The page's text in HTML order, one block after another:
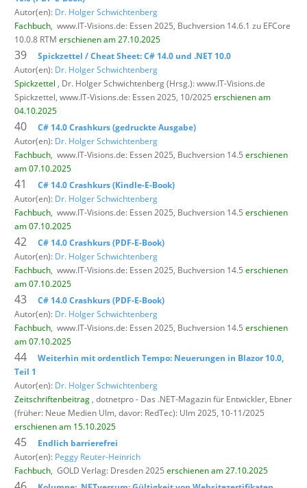
Autor(en): Dr. Holger Schwichtenberg
Fachbuch, www.IT-Visions.de: Essen 2025, Buchversion 14.6.1 zu EFCore
10.0.8 RTM erschienen am 27.10.2025
39
Spickzettel / Cheat Sheet: C# 14.0 und .NET 10.0
Autor(en): Dr. Holger Schwichtenberg
Spickzettel , Dr. Holger Schwichtenberg (Hrsg.): www.IT-Visions.de
Spickzettel, www.IT-Visions.de: Essen 2025, 10/2025 erschienen am
04.10.2025
40
C# 14.0 Crashkurs (gedruckte Ausgabe)
Autor(en): Dr. Holger Schwichtenberg
Fachbuch, www.IT-Visions.de: Essen 2025, Buchversion 14.5 erschienen
am 07.10.2025
41
C# 14.0 Crashkurs (Kindle-E-Book)
Autor(en): Dr. Holger Schwichtenberg
Fachbuch, www.IT-Visions.de: Essen 2025, Buchversion 14.5 erschienen
am 07.10.2025
42
C# 14.0 Crashkurs (PDF-E-Book)
Autor(en): Dr. Holger Schwichtenberg
Fachbuch, www.IT-Visions.de: Essen 2025, Buchversion 14.5 erschienen
am 07.10.2025
43
C# 14.0 Crashkurs (PDF-E-Book)
Autor(en): Dr. Holger Schwichtenberg
Fachbuch, www.IT-Visions.de: Essen 2025, Buchversion 14.5 erschienen
am 07.10.2025
44
Weiterhin mit ordentlich Tempo: Neuerungen in Blazor 10.0,
Teil 1
Autor(en): Dr. Holger Schwichtenberg
Zeitschriftenbeitrag , dotnetpro - Das .NET-Magazin für Entwickler, Ebner
(früher: Neue Medien Ulm, davor: RedTec): Ulm 2025, 10-11/2025
erschienen am 15.10.2025
45
Endlich barrierefrei
Autor(en): Peggy Reuter-Heinrich
Fachbuch, GOLD Verlag: Dresden 2025 erschienen am 27.10.2025